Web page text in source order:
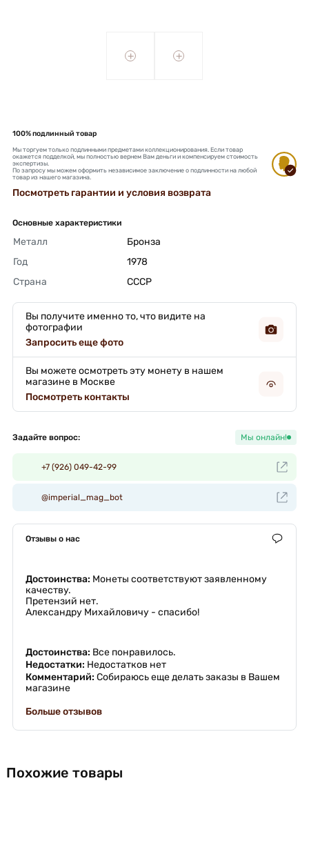
+ +
100% подлинный товар
Мы торгуем только подлинными предметами коллекционирования. Если товар
окажется подделкой, мы полностью вернем Вам деньги и компенсируем стоимость
экспертизы.
По запросу мы можем оформить независимое заключение о подлинности на любой
товар из нашего магазина.
Посмотреть гарантии и условия возврата
Основные характеристики
Металл
Бронза
Год
1978
Страна
СССР
Вы получите именно то, что видите на
фотографии
Запросить еще фото
Вы можете осмотреть эту монету в нашем
магазине в Москве
Посмотреть контакты
Задайте вопрос: Мы онлайн!
+7 (926) 049-42-99
@imperial_mag_bot
Отзывы о нас
Достоинства: Монеты соответствуют заявленному
качеству.
Претензий нет.
Александру Михайловичу - спасибо!
Достоинства: Все понравилось.
Недостатки: Недостатков нет
Комментарий: Собираюсь еще делать заказы в Вашем
магазине
Больше отзывов
Похожие товары